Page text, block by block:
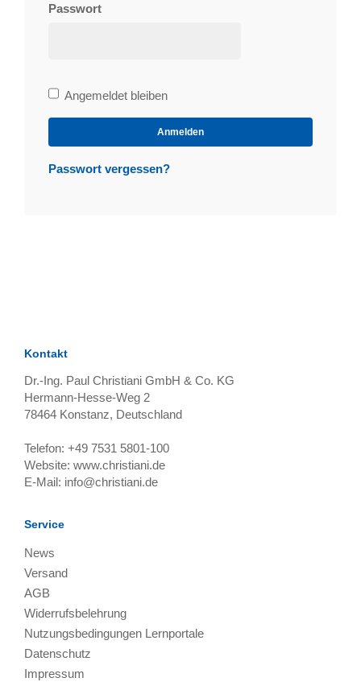
Passwort
Bleibe
angemeldet
Angemeldet bleiben
Anmelden
Passwort vergessen?
Kontakt
Dr.-Ing. Paul Christiani GmbH & Co. KG
Hermann-Hesse-Weg 2
78464 Konstanz, Deutschland
Telefon: +49 7531 5801-100
Website: www.christiani.de
E-Mail: info@christiani.de
Service
News
Versand
AGB
Widerrufsbelehrung
Nutzungsbedingungen Lernportale
Datenschutz
Impressum